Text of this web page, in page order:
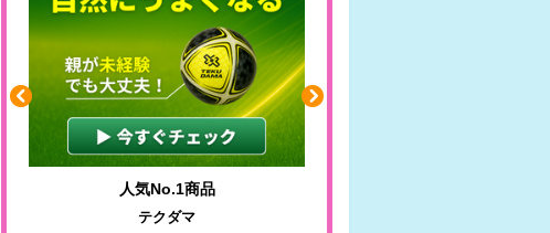
人気No.1商品
テクダマ